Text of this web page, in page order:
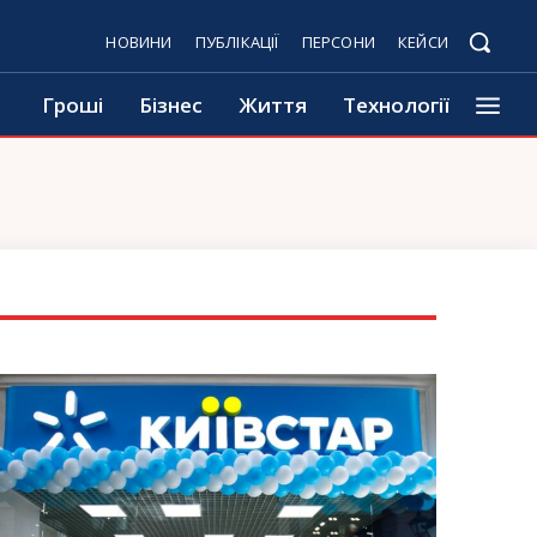
НОВИНИ ПУБЛІКАЦІЇ ПЕРСОНИ КЕЙСИ
Гроші Бізнес Життя Технології